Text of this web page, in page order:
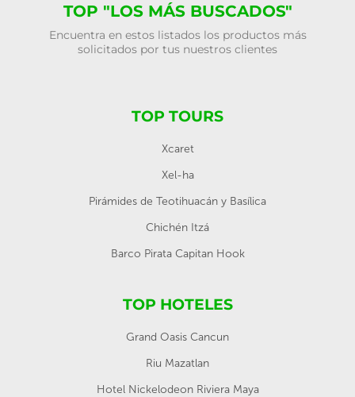
TOP "LOS MÁS BUSCADOS"
Encuentra en estos listados los productos más
solicitados por tus nuestros clientes
TOP TOURS
Xcaret
Xel-ha
Pirámides de Teotihuacán y Basílica
Chichén Itzá
Barco Pirata Capitan Hook
TOP HOTELES
Grand Oasis Cancun
Riu Mazatlan
Hotel Nickelodeon Riviera Maya